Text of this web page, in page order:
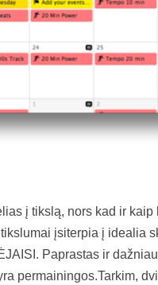
į tikslą, nors kad ir
įsiterpia į idealia
Paprastas ir
permainingos.Tarkim,